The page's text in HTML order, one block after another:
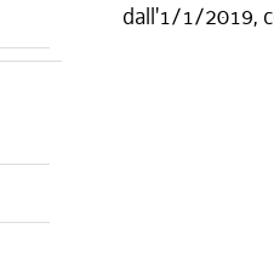
dall'1/1/2019,